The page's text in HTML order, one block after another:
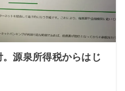
源泉所得税からはじ